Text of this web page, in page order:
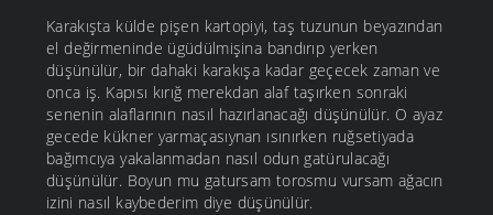
Karakışta külde pişen kartopiyi, taş tuzunun beyazından
el değirmeninde ügüdülmişina bandırıp yerken
düşünülür, bir dahaki karakışa kadar geçecek zaman ve
onca iş. Kapısı kırığ merekdan alaf taşırken sonraki
senenin alaflarının nasıl hazırlanacağı düşünülür. O ayaz
gecede kükner yarmaçasıynan ısınırken ruğsetiyada
bağımcıya yakalanmadan nasıl odun gatürulacağı
düşünülür. Boyun mu gatursam torosmu vursam ağacın
izini nasıl kaybederim diye düşünülür.